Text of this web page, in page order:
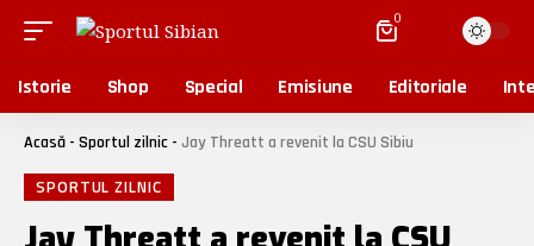
0
Istorie Shop Special Emisiune Editoriale
Acasă - Sportul zilnic - Jay Threatt a revenit la CSU Sibiu
SPORTUL ZILNIC